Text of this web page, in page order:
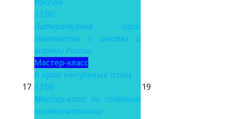
17
11:00
Литературная игра-
знакомство с реками и
морями России
Мастер-класс
В краю непуганых птиц
12:00
Мастер-класс по созданию
книжки-малышки
19